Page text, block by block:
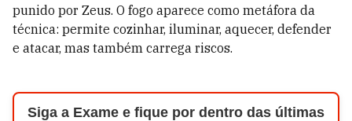
punido por Zeus. O fogo aparece como metáfora da
técnica: permite cozinhar, iluminar, aquecer, defender
e atacar, mas também carrega riscos.
Siga a Exame e fique por dentro das últimas